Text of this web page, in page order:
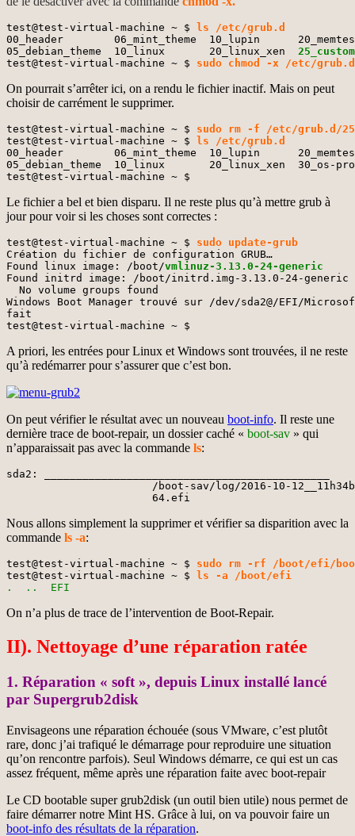
test@test-virtual-machine ~ $
ls /etc/grub.d
00_header        06_mint_theme  10_lupin
05_debian_theme  10_linux       20_linux_xen 25_custom
test@test-virtual-machine ~ $ sudo chmod -x /etc/
On pourrait s’arrêter ici, on a rendu le fichier inactif. Mais on peut
choisir de carrément le supprimer.
test@test-virtual-machine ~ $ sudo rm -f /etc/grub.d/
test@test-virtual-machine ~ $
ls /etc/grub.d
00_header        06_mint_theme  10_lupin
05_debian_theme  10_linux       20_linux_xen  30_os-
test@test-virtual-machine ~ $
Le fichier a bel et bien disparu. Il ne reste plus qu’à mettre grub à
jour pour voir si les choses sont correctes :
test@test-virtual-machine ~ $ sudo update-grub
Création du fichier de configuration GRUB…
Found linux image: /boot/vmlinuz-3.13.0-24-generic
Found initrd image: /boot/initrd.img-3.13.0-24-generic
  No volume groups found
Windows Boot Manager trouvé sur /dev/sda2@/EFI/
fait
test@test-virtual-machine ~ $
A priori, les entrées pour Linux et Windows sont trouvées, il ne reste
qu’à redémarrer pour s’assurer que c’est bon.
On peut vérifier le résultat avec un nouveau boot-info. Il reste une
dernière trace de boot-repair, un dossier caché « boot-sav » qui
n’apparaissait pas avec la commande ls:
sda2: _____________________________________________
/boot-sav/log/2016-10-
                       64.efi
Nous allons simplement la supprimer et vérifier sa disparition avec la
commande ls -a:
test@test-virtual-machine ~ $ sudo rm -rf /boot/efi/
test@test-virtual-machine ~ $
ls -a /boot/efi
.  ..  EFI
On n’a plus de trace de l’intervention de Boot-Repair.
II). Nettoyage d’une réparation ratée
1. Réparation « soft », depuis Linux installé lancé
par Supergrub2disk
Envisageons une réparation échouée (sous VMware, c’est plutôt
rare, donc j’ai trafiqué le démarrage pour reproduire une situation
qu’on rencontre parfois). Seul Windows démarre, ce qui est un cas
assez fréquent, même après une réparation faite avec boot-repair
Le CD bootable super grub2disk (un outil bien utile) nous permet de
faire démarrer notre Mint HS. Grâce à lui, on va pouvoir faire un
boot-info des résultats de la réparation.